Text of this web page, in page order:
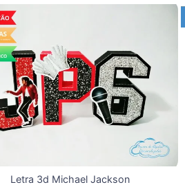
Letra 3d Michael Jackson